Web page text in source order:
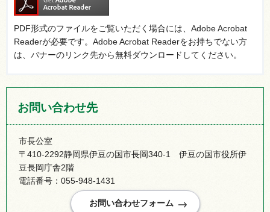
PDF形式のファイルをご覧いただく場合には、Adobe Acrobat
Readerが必要です。Adobe Acrobat Readerをお持ちでない方
は、バナーのリンク先から無料ダウンロードしてください。
お問い合わせ先
市長公室
〒410-2292静岡県伊豆の国市長岡340-1 伊豆の国市役所伊
豆長岡庁舎2階
電話番号：055-948-1431